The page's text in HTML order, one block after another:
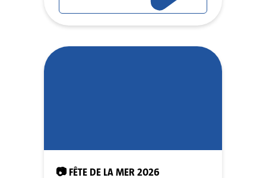
📷 FÊTE DE LA MER 2026